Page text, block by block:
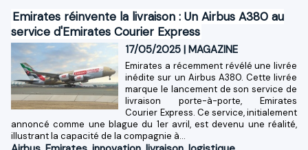
Emirates réinvente la livraison : Un Airbus A380 au
service d'Emirates Courier Express
17/05/2025 |MAGAZINE
Emirates a récemment révélé une livrée
inédite sur un Airbus A380. Cette livrée
marque le lancement de son service de
livraison porte-à-porte, Emirates
Courier Express. Ce service, initialement
annoncé comme une blague du 1er avril, est devenu une réalité,
illustrant la capacité de la compagnie à...